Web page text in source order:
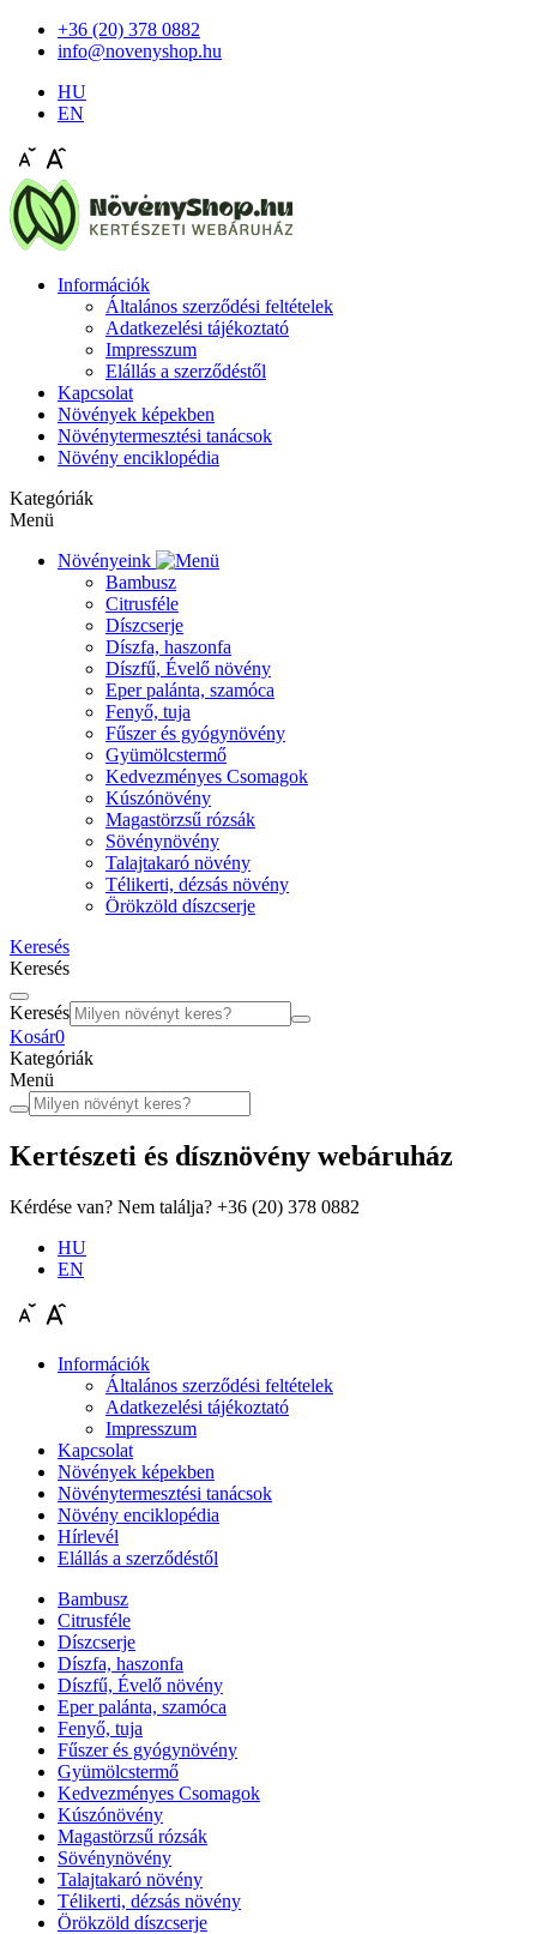
+36 (20) 378 0882
info@novenyshop.hu
HU
EN
Információk
Általános szerződési feltételek
Adatkezelési tájékoztató
Impresszum
Elállás a szerződéstől
Kapcsolat
Növények képekben
Növénytermesztési tanácsok
Növény enciklopédia
Kategóriák
Menü
Növényeink
Bambusz
Citrusféle
Díszcserje
Díszfa, haszonfa
Díszfű, Évelő növény
Eper palánta, szamóca
Fenyő, tuja
Fűszer és gyógynövény
Gyümölcstermő
Kedvezményes Csomagok
Kúszónövény
Magastörzsű rózsák
Sövénynövény
Talajtakaró növény
Télikerti, dézsás növény
Örökzöld díszcserje
Keresés
Keresés
Keresés
Kosár0
Kategóriák
Menü
Kertészeti és dísznövény webáruház
Kérdése van? Nem találja? +36 (20) 378 0882
HU
EN
Információk
Általános szerződési feltételek
Adatkezelési tájékoztató
Impresszum
Kapcsolat
Növények képekben
Növénytermesztési tanácsok
Növény enciklopédia
Hírlevél
Elállás a szerződéstől
Bambusz
Citrusféle
Díszcserje
Díszfa, haszonfa
Díszfű, Évelő növény
Eper palánta, szamóca
Fenyő, tuja
Fűszer és gyógynövény
Gyümölcstermő
Kedvezményes Csomagok
Kúszónövény
Magastörzsű rózsák
Sövénynövény
Talajtakaró növény
Télikerti, dézsás növény
Örökzöld díszcserje